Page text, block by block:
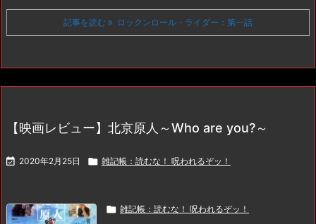
記事を読む ロックンロール・ライダー：第一話
【映画レビュー】北京原人～Who are you?～
 2020年2月25日  雑記帳：読むな！ 呪われるぞッ！
 雑記帳：読むな！ 呪われるぞッ！